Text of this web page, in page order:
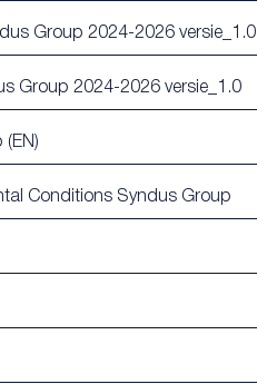
Group 2024-2026 versie_1.0
Group 2024-2026 versie_1.0
Conditions Syndus Group